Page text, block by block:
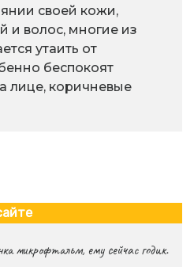
своей кожи,
и волос, многие из
утаить от
беспокоят
лице, коричневые
микрофтальм, ему сейчас годик.